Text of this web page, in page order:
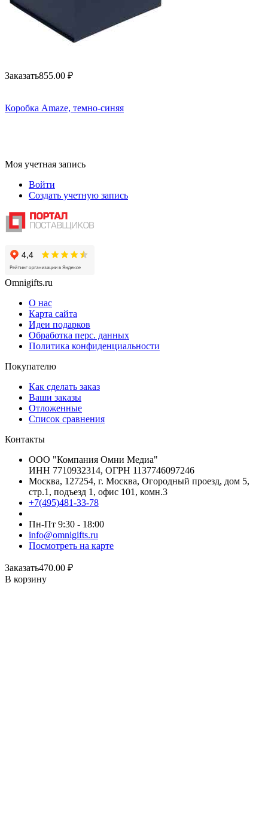
Заказать855.00 ₽
Коробка Amaze, темно-синяя
Моя учетная запись
Войти
Создать учетную запись
Omnigifts.ru
О нас
Карта сайта
Идеи подарков
Обработка перс. данных
Политика конфиденциальности
Покупателю
Как сделать заказ
Ваши заказы
Отложенные
Список сравнения
Контакты
ООО "Компания Омни Медиа"
ИНН 7710932314, ОГРН 1137746097246
Москва, 127254, г. Москва, Огородный проезд, дом 5,
стр.1, подъезд 1, офис 101, комн.3
+7(495)481-33-78
Пн-Пт 9:30 - 18:00
info@omnigifts.ru
Посмотреть на карте
Заказать470.00 ₽
В корзину